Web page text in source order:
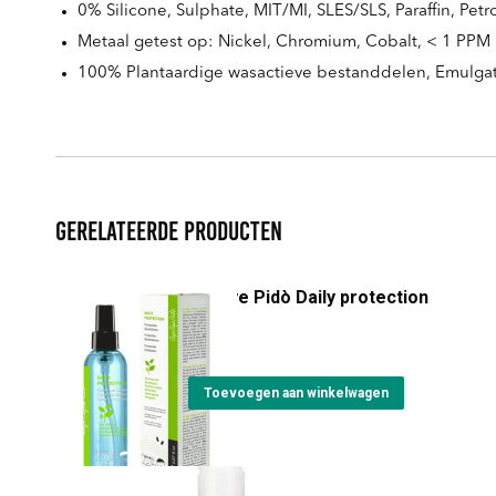
0% Silicone, Sulphate, MIT/MI, SLES/SLS, Paraffin,
Metaal getest op: Nickel, Chromium, Cobalt, < 1 PPM
100% Plantaardige wasactieve bestanddelen,
Gerelateerde producten
Byebye Pidò Daily protection
€19,25
Toevoegen aan winkelwagen
Avena & Riso Shampoo